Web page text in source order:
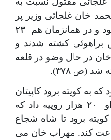
خان غلجائی وزیر پر
و در همانزمان هم ۲۳
براهوئی کشته شدند و
در حال وضو در قلعه
شد (ص ۳۷۸).
به کویته برود کاپیتان
۲۰ هزار روپیه داد که
برود تا شاه شجاع
کند. مهراب خان می